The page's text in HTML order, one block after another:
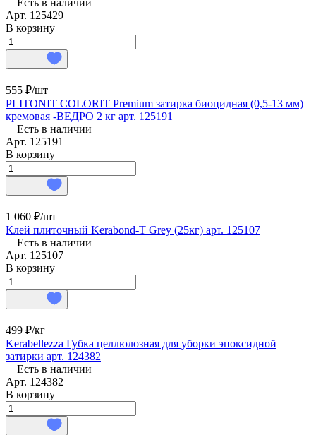
Арт. 125429
В корзину
555 ₽/шт
PLITONIT COLORIT Premium затирка биоцидная (0,5-13 мм)
кремовая -ВЕДРО 2 кг арт. 125191
Есть в наличии
Арт. 125191
В корзину
1 060 ₽/шт
Клей плиточный Kerabond-T Grey (25кг) арт. 125107
Есть в наличии
Арт. 125107
В корзину
499 ₽/кг
Kerabellezza Губка целлюлозная для уборки эпоксидной
затирки арт. 124382
Есть в наличии
Арт. 124382
В корзину